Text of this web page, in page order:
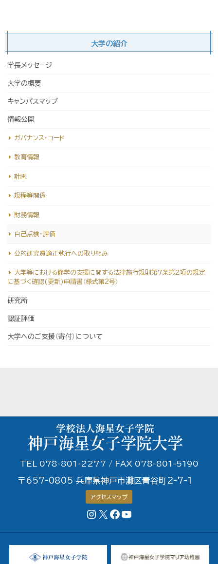
大学の紹介
学長メッセージ
大学の概要
キャンパスマップ
情報公開
ガバナンス・コード
教育情報
計画
規程等関係
財務情報
自己点検・評価
公的研究費適正執行への取り組み
大学等における修学の支援に関する法律施行規則第７条第２項の規定
に基づく確認(更新)申請書（様式第2号）
研究所
認証評価
大学へのご支援（寄付）について
TEL 078-801-2277 / FAX 078-801-5190
〒657-0805 兵庫県神戸市灘区青谷町2-7-1
アクセスマップ
Instagram
X FacebookページYouTubeチャンネル